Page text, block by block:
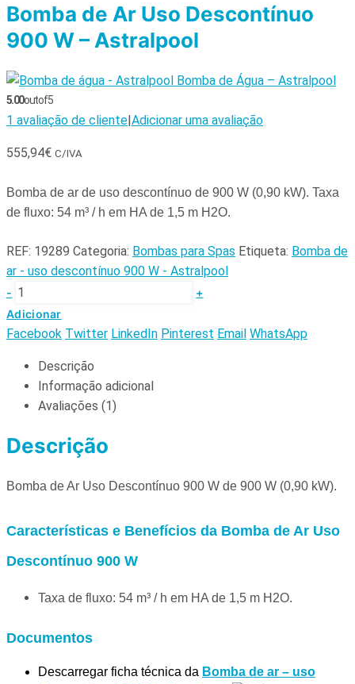
Bomba de Ar Uso Descontínuo
900 W – Astralpool
Bomba de Água – Astralpool
5.00out of 5
1 avaliação de cliente|Adicionar uma avaliação
555,94€ C/IVA
Bomba de ar de uso descontínuo de 900 W (0,90 kW). Taxa
de fluxo: 54 m³ / h em HA de 1,5 m H2O.
REF: 19289 Categoria: Bombas para Spas Etiqueta: Bomba de
ar - uso descontínuo 900 W - Astralpool
-
+
Adicionar
Facebook Twitter LinkedIn Pinterest Email WhatsApp
Descrição
Informação adicional
Avaliações (1)
Descrição
Bomba de Ar Uso Descontínuo 900 W de 900 W (0,90 kW).
Características e Benefícios da Bomba de Ar Uso
Descontínuo 900 W
Taxa de fluxo: 54 m³ / h em HA de 1,5 m H2O.
Documentos
Descarregar ficha técnica da Bomba de ar – uso